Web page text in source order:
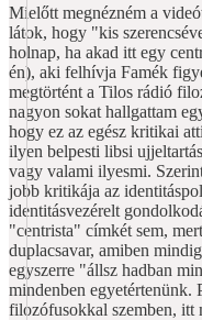
Mielőtt megnézném a
látok, hogy "kis
holnap, ha akad itt egy
én), aki felhívja Famék
megtörtént a Tilos rádió
nagyon sokat hallgattam
hogy ez az egész kritikai
ilyen belpesti libsi
vagy valami ilyesmi.
jobb kritikája az
identitásvezérelt
"centrista" címkét sem,
duplacsavar, amiben
egyszerre "állsz hadban
mindenben egyetértenünk.
filozófusokkal szemben, itt